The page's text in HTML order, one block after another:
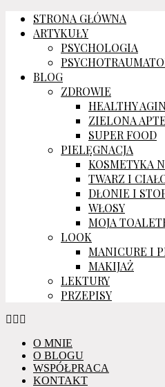
STRONA GŁÓWNA
ARTYKUŁY
PSYCHOLOGIA
BLOG
ZDROWIE
HEALTHY
ZIELONA
SUPER FOOD
PIELĘGNACJA
KOSMETYKA
TWARZ I
DŁONIE I
WŁOSY
MOJA
LOOK
MANICURE I
MAKIJAŻ
LEKTURY
PRZEPISY
O MNIE
O BLOGU
WSPÓŁPRACA
KONTAKT